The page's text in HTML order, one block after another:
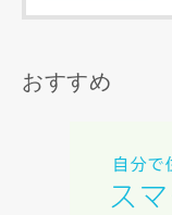
おすすめ